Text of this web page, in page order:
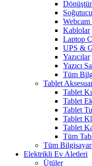
Kablolar
Laptop
UPS &
Yazıcılar
Yazıcı
Tüm
Tablet
Tablet
Tablet
Tablet
Tablet
Tablet
Tüm
Tüm
Elektrikli Ev Aletleri
Ütüler